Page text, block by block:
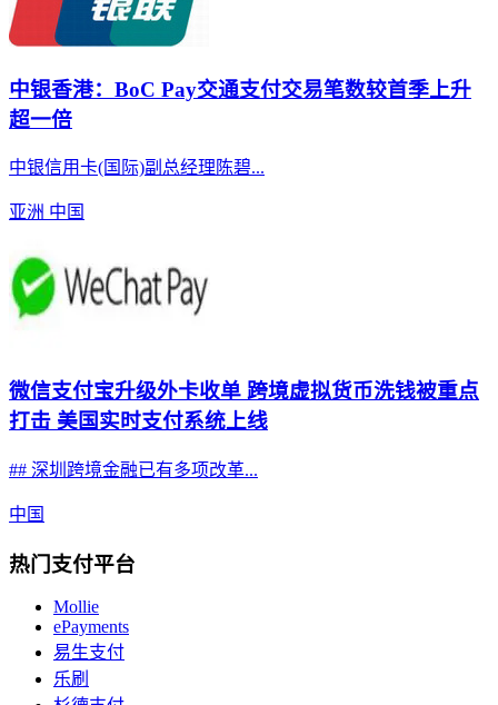
中银香港：BoC Pay交通支付交易笔数较首季上升
超一倍
中银信用卡(国际)副总经理陈碧...
亚洲 中国
微信支付宝升级外卡收单 跨境虚拟货币洗钱被重点
打击 美国实时支付系统上线
## 深圳跨境金融已有多项改革...
中国
热门支付平台
Mollie
ePayments
易生支付
乐刷